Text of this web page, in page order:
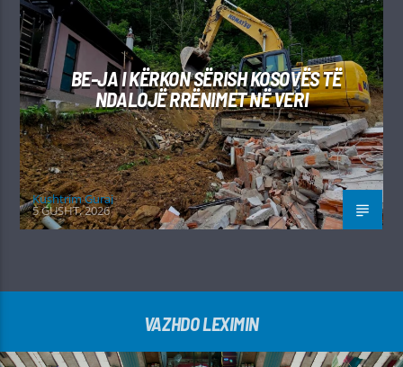
BE-JA I KËRKON SËRISH KOSOVËS TË
NDALOJË RRËNIMET NË VERI
Kushtrim Guraj
5 GUSHT, 2026
VAZHDO LEXIMIN